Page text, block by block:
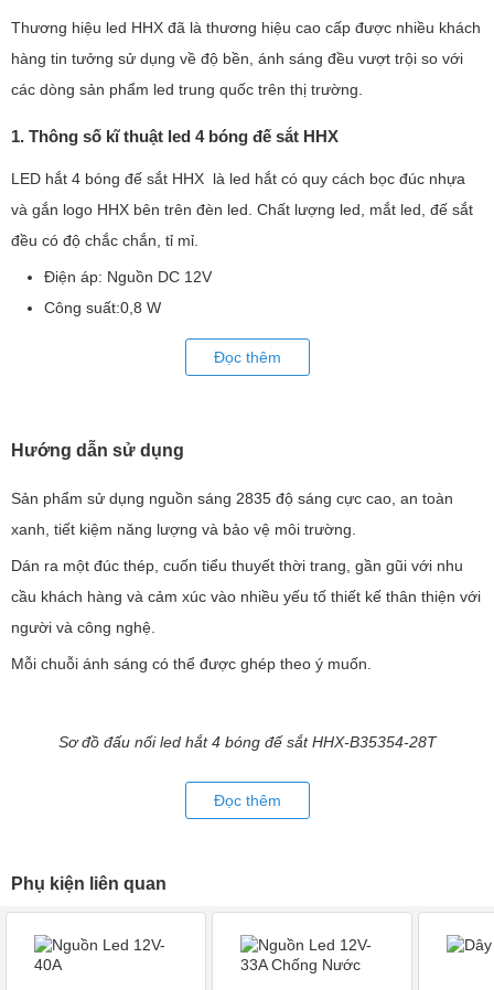
Thương hiệu led HHX đã là thương hiệu cao cấp được nhiều khách
hàng tin tưởng sử dụng về độ bền, ánh sáng đều vượt trội so với
các dòng sản phẩm led trung quốc trên thị trường.
1. Thông số kĩ thuật led 4 bóng đế sắt HHX
LED hắt 4 bóng đế sắt HHX là led hắt có quy cách bọc đúc nhựa
và gắn logo HHX bên trên đèn led. Chất lượng led, mắt led, đế sắt
đều có độ chắc chắn, tỉ mỉ.
Điện áp: Nguồn DC 12V
Công suất:0,8 W
Số lượng: 200 bóng/túi , 20 bóng/dây
Màu sắc: Trắng, Vàng
Led hắt 4 bóng HHX được sử dụng nguồn 12v
Nguồn 12V - 30A sử dụng cho 300 bóng led hắt 4 bóng HHX
Led hắt 4 bóng HHX là sản phẩm chất lượng hàng đầu trong ngành
led quảng cáo.
3. Ứng dụng của led hắt 4 bóng đế sắt:
khoảng 5-8cm.
4. Mô tả chi tiết về đèn led hắt 4 bóng đế sắt:
– Siêu mỏng, chỉ dày 4mm
Đọc thêm
Hướng dẫn sử dụng
Sản phẩm sử dụng nguồn sáng 2835 độ sáng cực cao, an toàn
xanh, tiết kiệm năng lượng và bảo vệ môi trường.
Dán ra một đúc thép, cuốn tiểu thuyết thời trang, gần gũi với nhu
cầu khách hàng và cảm xúc vào nhiều yếu tố thiết kế thân thiện với
người và công nghệ.
Mỗi chuỗi ánh sáng có thể được ghép theo ý muốn.
Sơ đồ đấu nối led hắt 4 bóng đế sắt HHX-B35354-28T
Đọc thêm
Phụ kiện liên quan